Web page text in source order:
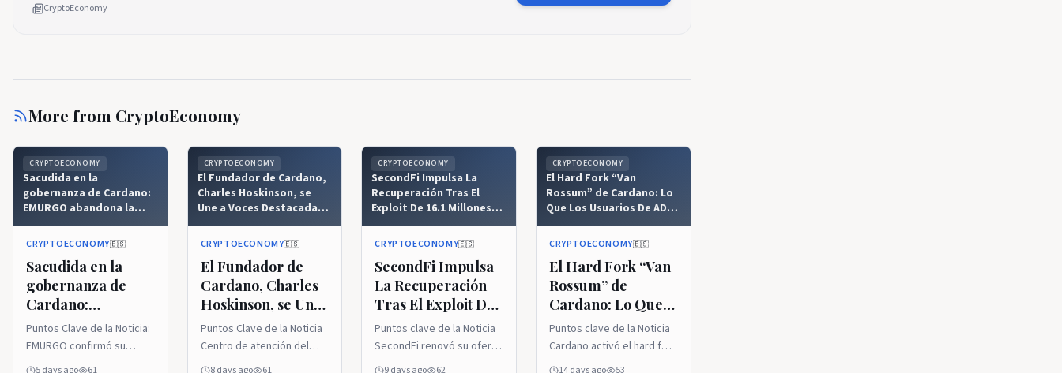
CryptoEconomy
More from CryptoEconomy
CRYPTOECONOMY
Sacudida en la
gobernanza de Cardano:
EMURGO abandona la
junta de Intersect tras la
reacción negativa de la
CRYPTOECONOMY🇪🇸
Sacudida en la
gobernanza de
Cardano:
EMURGO
abandona la junta
Puntos Clave de la Noticia:
EMURGO confirmó su
renuncia a la junta directiva
5 days ago 61
CRYPTOECONOMY
El Fundador de Cardano,
Charles Hoskinson, se
Une a Voces Destacadas
en un Importante Evento
de Blockchain
CRYPTOECONOMY🇪🇸
El Fundador de
Cardano, Charles
Hoskinson, se Une
a Voces Destacadas
en un Importante
Puntos Clave de la Noticia
Centro de atención del
simposio: Charles
8 days ago 61
CRYPTOECONOMY
SecondFi Impulsa La
Recuperación Tras El
Exploit De 16.1 Millones
De Cardano (ADA)
CRYPTOECONOMY🇪🇸
SecondFi Impulsa
La Recuperación
Tras El Exploit De
16.1 Millones De
Cardano (ADA)
Puntos clave de la Noticia
SecondFi renovó su oferta
de recompensa para el
9 days ago 62
CRYPTOECONOMY
El Hard Fork “Van
Rossum” de Cardano: Lo
Que Los Usuarios De ADA
Deben Saber Sobre La
Versión 11
CRYPTOECONOMY🇪🇸
El Hard Fork “Van
Rossum” de
Cardano: Lo Que
Los Usuarios De
ADA Deben Saber
Puntos clave de la Noticia
Cardano activó el hard fork
Van Rossum y actualizó su
14 days ago 53